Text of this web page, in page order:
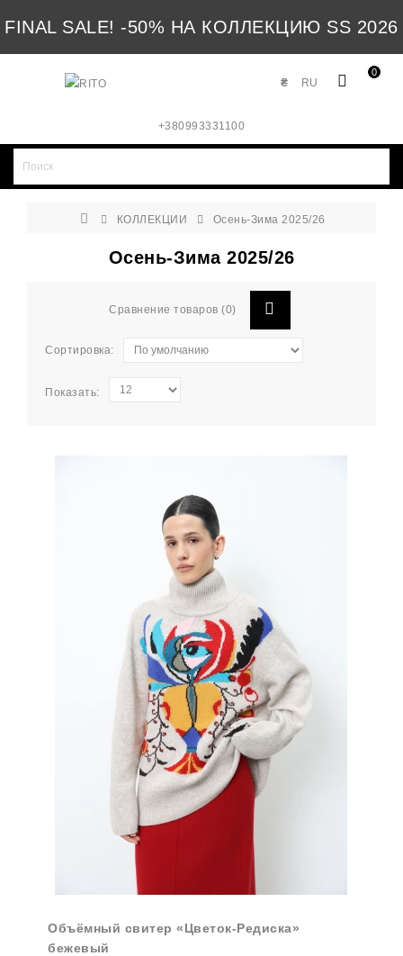
FINAL SALE! -50% НА КОЛЛЕКЦИЮ SS 2026
0
RU
₴
+380993331100
КОЛЛЕКЦИИ Осень-Зима 2025/26
Осень-Зима 2025/26
Сравнение товаров (0)
Сортировка:
Показать:
Объёмный свитер «Цветок-Редиска»
бежевый